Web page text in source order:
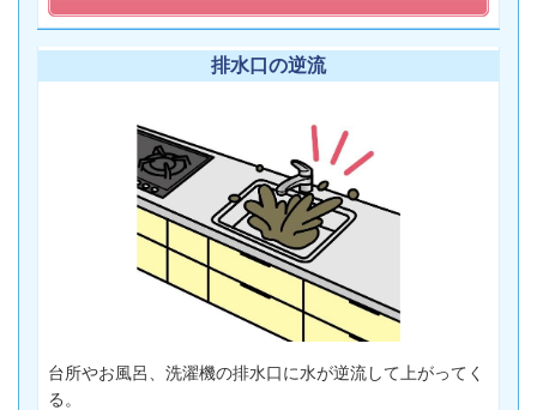
排水口の逆流
台所やお風呂、洗濯機の排水口に水が逆流して上がってく
る。